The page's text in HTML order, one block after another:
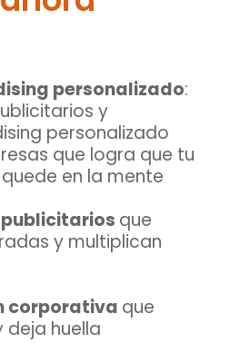
personalizado:
y
personalizado
que logra que tu
en la mente
que
y multiplican
corporativa que
huella